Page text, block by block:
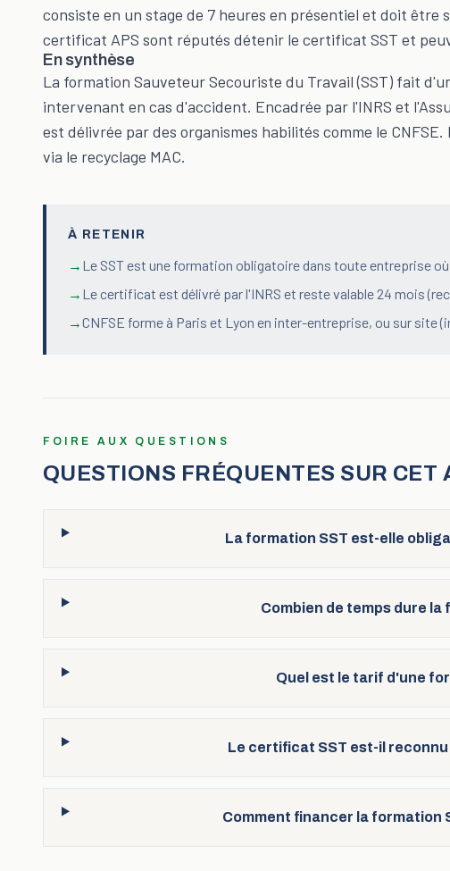
consiste en un stage de 7 heures en présentiel et doit être
certificat APS sont réputés détenir le certificat SST et
En synthèse
La formation Sauveteur Secouriste du Travail (SST) fait
intervenant en cas d'accident. Encadrée par l'INRS et
est délivrée par des organismes habilités comme le
via le recyclage MAC.
À RETENIR
→ Le SST est une formation obligatoire dans toute entreprise
→ Le certificat est délivré par l'INRS et reste valable 24 mois
→CNFSE forme à Paris et Lyon en inter-entreprise, ou sur site
FOIRE AUX QUESTIONS
QUESTIONS FRÉQUENTES SUR CET
La formation SST est-elle
Combien de temps dure la
Quel est le tarif d'une
Le certificat SST est-il
Comment financer la formation